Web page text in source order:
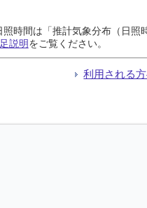
時間は「推計気象分布（日
説明をご覧ください。
利用される